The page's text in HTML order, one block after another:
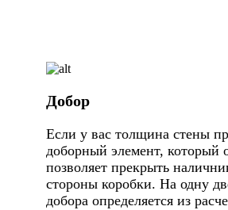
Добор
Если у вас толщина стены
доборный элемент, который
позволяет прекрыть
стороны коробки. На одну
добора определяется из